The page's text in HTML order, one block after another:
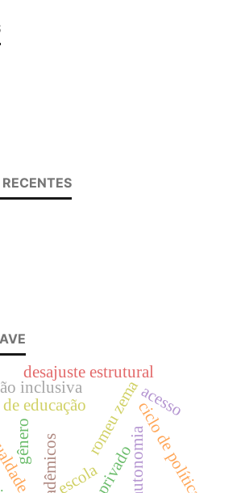
romeu zema
acadêmicos
educação
gênero ciclo de políticas
inclusiva
desajuste estrutural
acesso
escola autonomia